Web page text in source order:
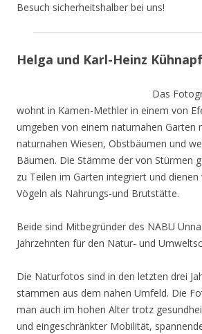
Besuch sicherheitshalber bei uns!
Helga und Karl-Heinz
Das
wohnt in Kamen-Methler in einem von
umgeben von einem naturnahen Garten
naturnahen Wiesen, Obstbäumen und
Bäumen. Die Stämme der von Stürmen
zu Teilen im Garten integriert und dienen
Vögeln als Nahrungs-und Brutstätte.
Beide sind Mitbegründer des NABU
Jahrzehnten für den Natur- und
Die Naturfotos sind in den letzten drei
stammen aus dem nahen Umfeld. Die
man auch im hohen Alter trotz
und eingeschränkter Mobilität,